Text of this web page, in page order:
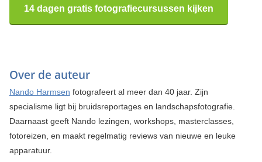
14 dagen gratis fotografiecursussen kijken
Over de auteur
Nando Harmsen fotografeert al meer dan 40 jaar. Zijn
specialisme ligt bij bruidsreportages en landschapsfotografie.
Daarnaast geeft Nando lezingen, workshops, masterclasses,
fotoreizen, en maakt regelmatig reviews van nieuwe en leuke
apparatuur.